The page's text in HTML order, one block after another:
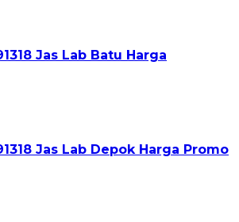
Jas Lab Batu Harga
Jas Lab Depok Harga Promo